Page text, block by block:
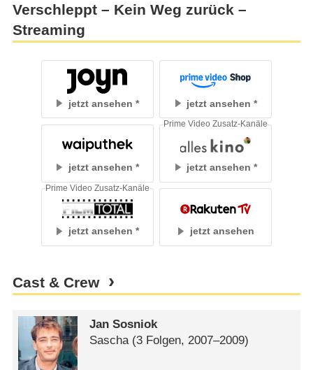
Verschleppt – Kein Weg zurück –
Streaming
jetzt ansehen jetzt ansehen
jetzt ansehen jetzt ansehen
Prime Video Zusatz-Kanäle
jetzt ansehen
Prime Video Zusatz-Kanäle
jetzt ansehen
Cast & Crew
Jan Sosniok
Sascha(3 Folgen, 2007⁠–⁠2009)